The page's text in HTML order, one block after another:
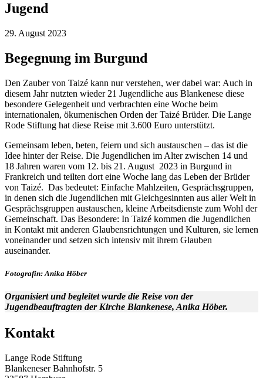
Jugend
29. August 2023
Begegnung im Burgund
Den Zauber von Taizé kann nur verstehen, wer dabei war: Auch in
diesem Jahr nutzten wieder 21 Jugendliche aus Blankenese diese
besondere Gelegenheit und verbrachten eine Woche beim
internationalen, ökumenischen Orden der Taizé Brüder. Die Lange
Rode Stiftung hat diese Reise mit 3.600 Euro unterstützt.
Gemeinsam leben, beten, feiern und sich austauschen – das ist die
Idee hinter der Reise. Die Jugendlichen im Alter zwischen 14 und
18 Jahren waren vom 12. bis 21. August 2023 in Burgund in
Frankreich und teilten dort eine Woche lang das Leben der Brüder
von Taizé. Das bedeutet: Einfache Mahlzeiten, Gesprächsgruppen,
in denen sich die Jugendlichen mit Gleichgesinnten aus aller Welt in
Gesprächsgruppen austauschen, kleine Arbeitsdienste zum Wohl der
Gemeinschaft. Das Besondere: In Taizé kommen die Jugendlichen
in Kontakt mit anderen Glaubensrichtungen und Kulturen, sie lernen
voneinander und setzen sich intensiv mit ihrem Glauben
auseinander.
Fotografin: Anika Höber
Organisiert und begleitet wurde die Reise von der
Jugendbeauftragten der Kirche Blankenese, Anika Höber.
Kontakt
Lange Rode Stiftung
Blankeneser Bahnhofstr. 5